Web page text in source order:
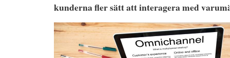
kunderna fler sätt att interagera med